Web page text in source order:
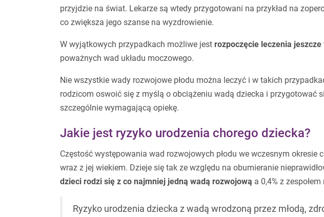
przyjdzie na świat. Lekarze są wtedy przygotowani na przykład na
co zwiększa jego szanse na wyzdrowienie.
W wyjątkowych przypadkach możliwe jest rozpoczęcie leczenia jeszcze
poważnych wad układu moczowego.
Nie wszystkie wady rozwojowe płodu można leczyć i w takich
rodzicom oswoić się z myślą o obciążeniu wadą dziecka i przygotować
szczególnie wymagającą opiekę.
Jakie jest ryzyko urodzenia chorego dziecka?
Częstość występowania wad rozwojowych płodu we wczesnym okresie
wraz z jej wiekiem. Dzieje się tak ze względu na obumieranie
dzieci rodzi się z co najmniej jedną wadą rozwojową a 0,4% z
Ryzyko urodzenia dziecka z wadą wrodzoną przez młodą,